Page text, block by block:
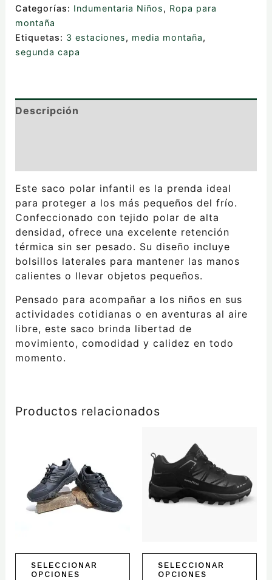
Categorías: Indumentaria Niños, Ropa para
montaña
Etiquetas: 3 estaciones, media montaña,
segunda capa
Descripción
Este saco polar infantil es la prenda ideal
para proteger a los más pequeños del frío.
Confeccionado con tejido polar de alta
densidad, ofrece una excelente retención
térmica sin ser pesado. Su diseño incluye
bolsillos laterales para mantener las manos
calientes o llevar objetos pequeños.
Pensado para acompañar a los niños en sus
actividades cotidianas o en aventuras al aire
libre, este saco brinda libertad de
movimiento, comodidad y calidez en todo
momento.
Productos relacionados
SELECCIONAR
OPCIONES
múltiples
variantes.
Las
elegir
SELECCIONAR
OPCIONES
producto
tiene
múltiples
variantes.
Las
elegir